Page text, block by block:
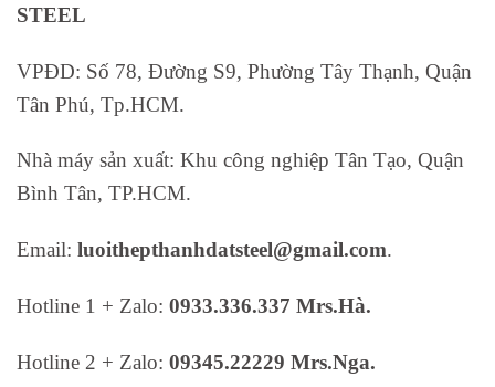
STEEL
VPĐD: Số 78, Đường S9, Phường Tây Thạnh, Quận
Tân Phú, Tp.HCM.
Nhà máy sản xuất: Khu công nghiệp Tân Tạo, Quận
Bình Tân, TP.HCM.
Email: luoithepthanhdatsteel@gmail.com.
Hotline 1 + Zalo: 0933.336.337 Mrs.Hà.
Hotline 2 + Zalo: 09345.22229 Mrs.Nga.